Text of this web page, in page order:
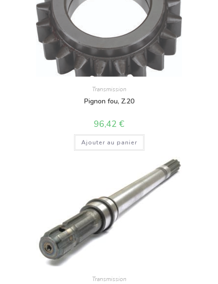
Transmission
Pignon fou, Z.20
96,42 €
Ajouter au panier
Transmission